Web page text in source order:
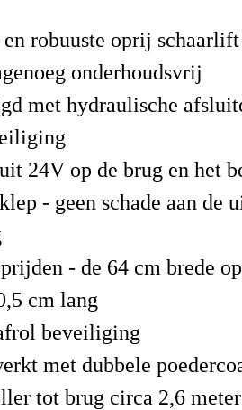
robuuste oprij
onderhoudsvrij
met hydraulische
24V op de brug en het
- geen schade aan de
- de 64 cm brede
cm lang
beveiliging
met dubbele
tot brug circa 2,6